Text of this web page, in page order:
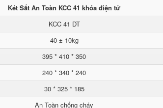
Két Sắt An Toàn KCC 41 khóa điện tử
KCC 41 DT
40 ± 10kg
395 * 410 * 350
240 * 340 * 240
30 * 325 * 185
An Toàn chống cháy